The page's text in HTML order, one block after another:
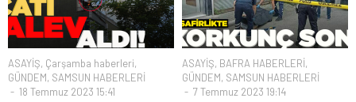
ASAYİŞ, Çarşamba haberleri,
GÜNDEM, SAMSUN HABERLERİ
18 Temmuz 2023 15:41
ASAYİŞ, BAFRA HABERLERİ,
GÜNDEM, SAMSUN HABERLERİ
7 Temmuz 2023 19:14